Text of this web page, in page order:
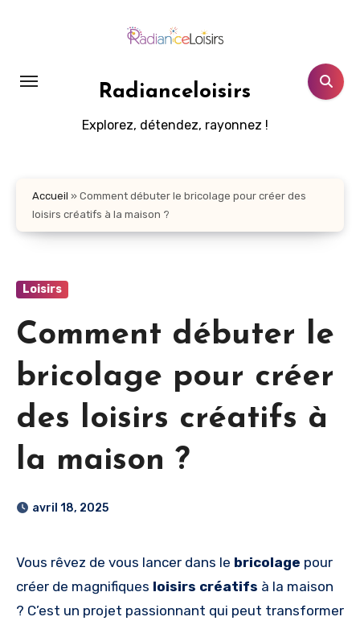
principal
Radianceloisirs
Explorez, détendez, rayonnez !
Accueil » Comment débuter le bricolage pour créer des
loisirs créatifs à la maison ?
Loisirs
Comment débuter le
bricolage pour créer
des loisirs créatifs à
la maison ?
avril 18, 2025
Vous rêvez de vous lancer dans le bricolage pour
créer de magnifiques loisirs créatifs à la maison
? C’est un projet passionnant qui peut transformer